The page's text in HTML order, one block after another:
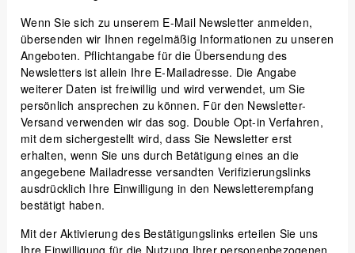
Wenn Sie sich zu unserem E-Mail Newsletter anmelden,
übersenden wir Ihnen regelmäßig Informationen zu unseren
Angeboten. Pflichtangabe für die Übersendung des
Newsletters ist allein Ihre E-Mailadresse. Die Angabe
weiterer Daten ist freiwillig und wird verwendet, um Sie
persönlich ansprechen zu können. Für den Newsletter-
Versand verwenden wir das sog. Double Opt-in Verfahren,
mit dem sichergestellt wird, dass Sie Newsletter erst
erhalten, wenn Sie uns durch Betätigung eines an die
angegebene Mailadresse versandten Verifizierungslinks
ausdrücklich Ihre Einwilligung in den Newsletterempfang
bestätigt haben.
Mit der Aktivierung des Bestätigungslinks erteilen Sie uns
Ihre Einwilligung für die Nutzung Ihrer personenbezogenen